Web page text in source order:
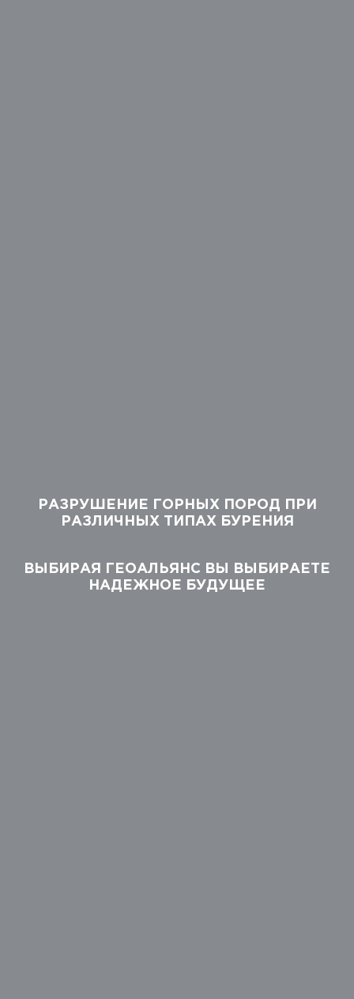
РАЗРУШЕНИЕ ГОРНЫХ ПОРОД ПРИ
РАЗЛИЧНЫХ ТИПАХ БУРЕНИЯ
ВЫБИРАЯ ГЕОАЛЬЯНС ВЫ ВЫБИРАЕТЕ
НАДЕЖНОЕ БУДУЩЕЕ